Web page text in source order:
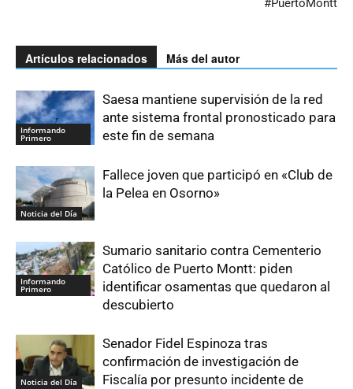
#PuertoMontt
Artículos relacionados Más del autor
Informando
Primero
Saesa mantiene supervisión de la red
ante sistema frontal pronosticado para
este fin de semana
Noticia del Día
Fallece joven que participó en «Club de
la Pelea en Osorno»
Informando
Primero
Sumario sanitario contra Cementerio
Católico de Puerto Montt: piden
identificar osamentas que quedaron al
descubierto
Noticia del Día
Senador Fidel Espinoza tras
confirmación de investigación de
Fiscalía por presunto incidente de